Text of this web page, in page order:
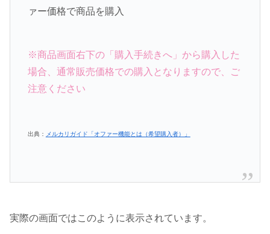
ァー価格で商品を購入
※商品画面右下の「購入手続きへ」から購入した
場合、通常販売価格での購入となりますので、ご
注意ください
出典： メルカリガイド「オファー機能とは（希望購入者）」
実際の画面ではこのように表示されています。